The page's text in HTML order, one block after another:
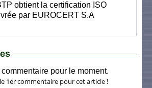
obtient la certification ISO
par EUROCERT S.A
pour le moment.
1er commentaire pour cet article !